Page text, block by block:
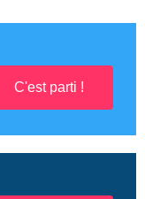
C'est parti !